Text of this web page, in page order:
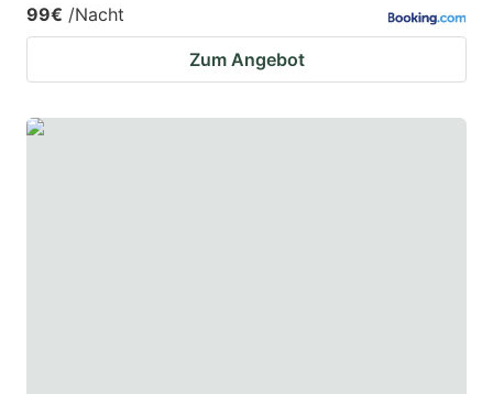
99€ /Nacht
Zum Angebot